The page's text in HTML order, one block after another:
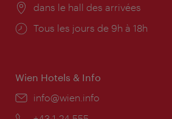
Lieu:
dans le hall des arrivées
Horaires
Tous les jours de 9h à 18h
Wien Hotels & Info
E-
info@wien.info